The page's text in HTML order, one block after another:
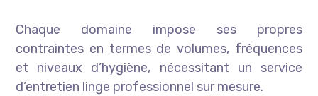
Chaque domaine impose ses propres
contraintes en termes de volumes, fréquences
et niveaux d’hygiène, nécessitant un service
d’entretien linge professionnel sur mesure.